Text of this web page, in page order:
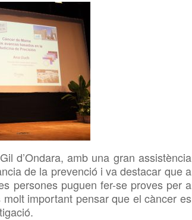
d’Ondara, amb una gran assistència
de la prevenció i va destacar que a
persones puguen fer-se proves per a
important pensar que el càncer es